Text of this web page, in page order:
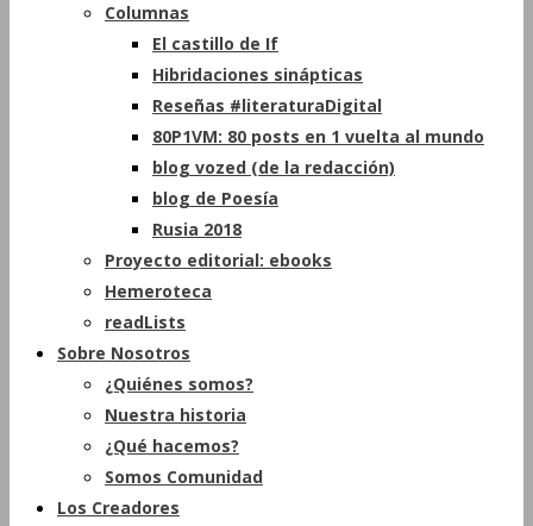
Columnas
El castillo de If
Hibridaciones sinápticas
Reseñas #literaturaDigital
80P1VM: 80 posts en 1 vuelta al mundo
blog vozed (de la redacción)
blog de Poesía
Rusia 2018
Proyecto editorial: ebooks
Hemeroteca
readLists
Sobre Nosotros
¿Quiénes somos?
Nuestra historia
¿Qué hacemos?
Somos Comunidad
Los Creadores